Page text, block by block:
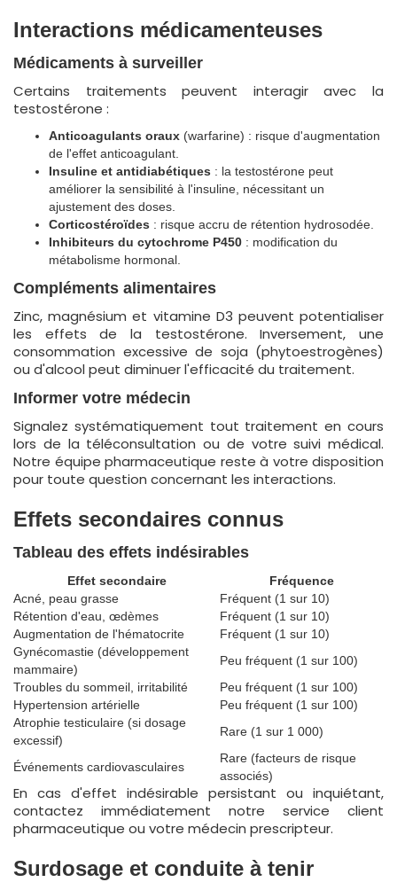
Interactions médicamenteuses
Médicaments à surveiller
Certains traitements peuvent interagir avec la
testostérone :
Anticoagulants oraux (warfarine) : risque d'augmentation
de l'effet anticoagulant.
Insuline et antidiabétiques : la testostérone peut
améliorer la sensibilité à l'insuline, nécessitant un
ajustement des doses.
Corticostéroïdes : risque accru de rétention hydrosodée.
Inhibiteurs du cytochrome P450 : modification du
métabolisme hormonal.
Compléments alimentaires
Zinc, magnésium et vitamine D3 peuvent potentialiser
les effets de la testostérone. Inversement, une
consommation excessive de soja (phytoestrogènes)
ou d'alcool peut diminuer l'efficacité du traitement.
Informer votre médecin
Signalez systématiquement tout traitement en cours
lors de la téléconsultation ou de votre suivi médical.
Notre équipe pharmaceutique reste à votre disposition
pour toute question concernant les interactions.
Effets secondaires connus
Tableau des effets indésirables
Effet secondaire
Fréquence
Acné, peau grasse
Fréquent (1 sur 10)
Rétention d'eau, œdèmes
Fréquent (1 sur 10)
Augmentation de l'hématocrite
Fréquent (1 sur 10)
Gynécomastie (développement
mammaire)
Peu fréquent (1 sur 100)
Troubles du sommeil, irritabilité
Peu fréquent (1 sur 100)
Hypertension artérielle
Peu fréquent (1 sur 100)
Atrophie testiculaire (si dosage
excessif)
Rare (1 sur 1 000)
Événements cardiovasculaires
Rare (facteurs de risque
associés)
En cas d'effet indésirable persistant ou inquiétant,
contactez immédiatement notre service client
pharmaceutique ou votre médecin prescripteur.
Surdosage et conduite à tenir